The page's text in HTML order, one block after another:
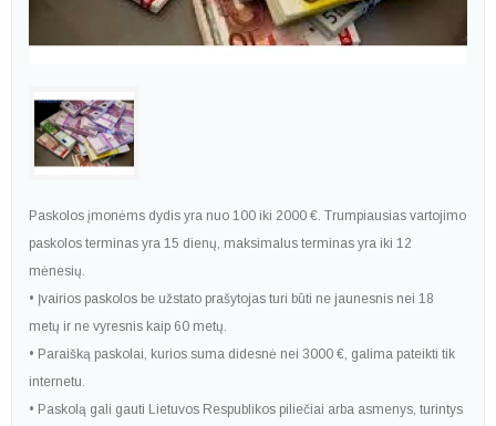
Paskolos įmonėms dydis yra nuo 100 iki 2000 €. Trumpiausias vartojimo
paskolos terminas yra 15 dienų, maksimalus terminas yra iki 12
mėnesių.
• Įvairios paskolos be užstato prašytojas turi būti ne jaunesnis nei 18
metų ir ne vyresnis kaip 60 metų.
• Paraišką paskolai, kurios suma didesnė nei 3000 €, galima pateikti tik
internetu.
• Paskolą gali gauti Lietuvos Respublikos piliečiai arba asmenys, turintys